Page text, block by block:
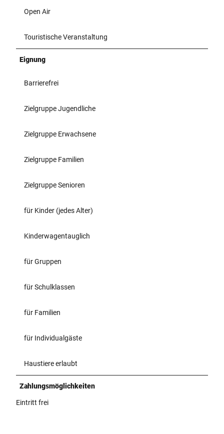
Open Air
Touristische Veranstaltung
Eignung
Barrierefrei
Zielgruppe Jugendliche
Zielgruppe Erwachsene
Zielgruppe Familien
Zielgruppe Senioren
für Kinder (jedes Alter)
Kinderwagentauglich
für Gruppen
für Schulklassen
für Familien
für Individualgäste
Haustiere erlaubt
Zahlungsmöglichkeiten
Eintritt frei